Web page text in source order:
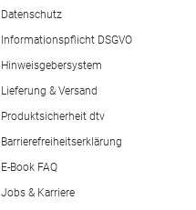
Datenschutz
Informationspflicht DSGVO
Hinweisgebersystem
Lieferung & Versand
Produktsicherheit dtv
Barrierefreiheitserklärung
E-Book FAQ
Jobs & Karriere